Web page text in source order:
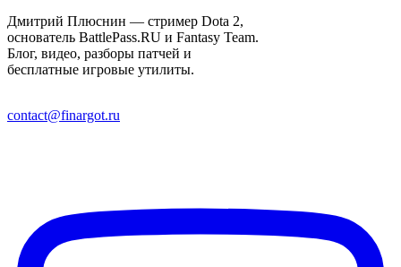
Дмитрий Плюснин — стример Dota 2,
основатель BattlePass.RU и Fantasy Team.
Блог, видео, разборы патчей и
бесплатные игровые утилиты.
contact@finargot.ru